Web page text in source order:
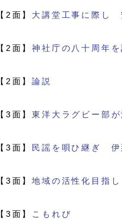
【2面】 大講堂工事に際し
【2面】神社庁の八十周年
【2面】論説
【3面】東洋大ラグビー部
【3面】 民謡を唄ひ継ぎ 伊
【3面】地域の活性化目指
【3面】 こもれび